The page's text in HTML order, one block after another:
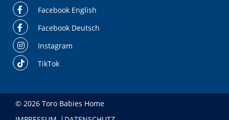
Facebook English
Facebook Deutsch
Instagram
TikTok
© 2026 Toro Babies Home